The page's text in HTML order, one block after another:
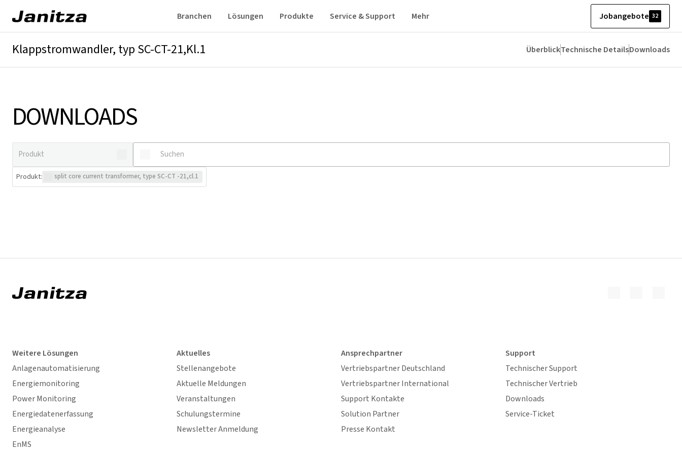
Branchen Lösungen Produkte Service & Support Mehr Jobangebote 32
Klappstromwandler, typ SC-CT-21,Kl.1 ÜberblickTechnische DetailsDownloads
DOWNLOADS
Produkt: split core current transformer, type SC-CT -21,cl.1
Weitere Lösungen
Anlagenautomatisierung
Energiemonitoring
Power Monitoring
Energiedatenerfassung
Energieanalyse
EnMS
Aktuelles
Stellenangebote
Aktuelle Meldungen
Veranstaltungen
Schulungstermine
Newsletter Anmeldung
Ansprechpartner
Vertriebspartner Deutschland
Vertriebspartner International
Support Kontakte
Solution Partner
Presse Kontakt
Support
Technischer Support
Technischer Vertrieb
Downloads
Service-Ticket